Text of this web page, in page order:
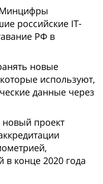
российские IT-
РФ в
новые
используют,
данные через
проект
в конце 2020 года